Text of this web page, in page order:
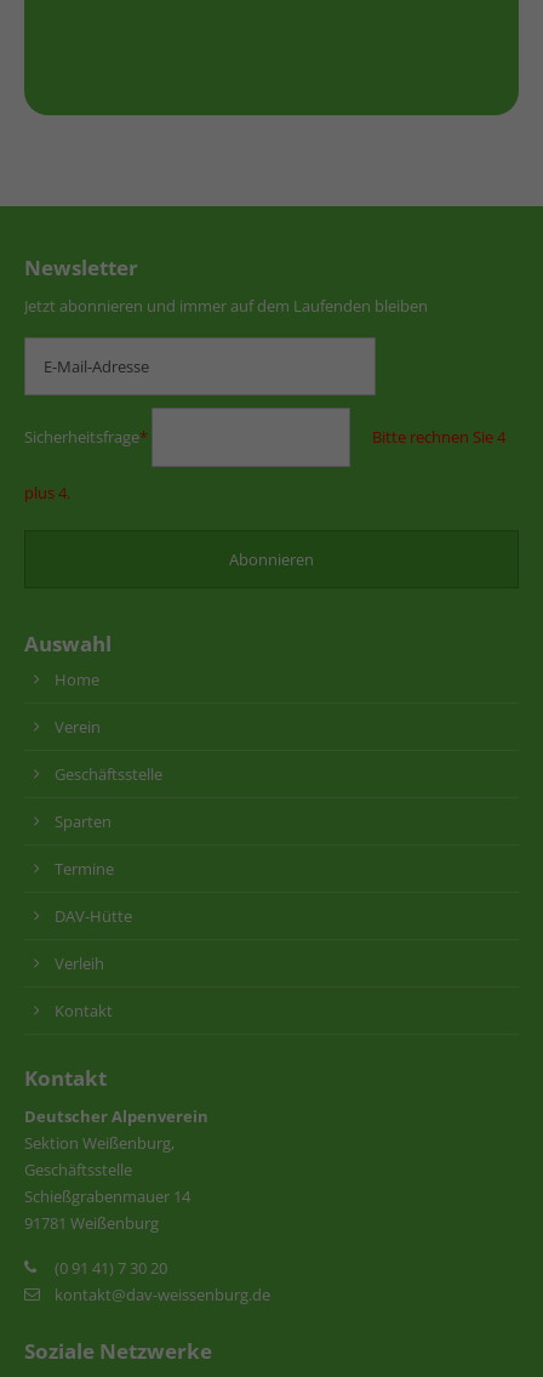
Newsletter
Jetzt abonnieren und immer auf dem Laufenden bleiben
Sicherheitsfrage* Bitte rechnen Sie 4
plus 4.
Auswahl
Home
Verein
Geschäftsstelle
Sparten
Termine
DAV-Hütte
Verleih
Kontakt
Kontakt
Deutscher Alpenverein
Sektion Weißenburg,
Geschäftsstelle
Schießgrabenmauer 14
91781 Weißenburg
(0 91 41) 7 30 20
kontakt@dav-weissenburg.de
Soziale Netzwerke